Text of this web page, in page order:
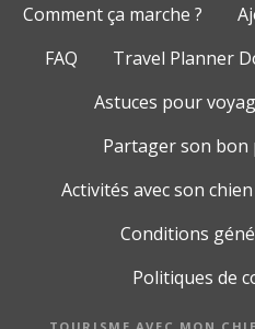
Comment ça marche ?
FAQ
Travel Planner
Astuces pour
Partager son
Activités avec son chien
Conditions
Politiques de